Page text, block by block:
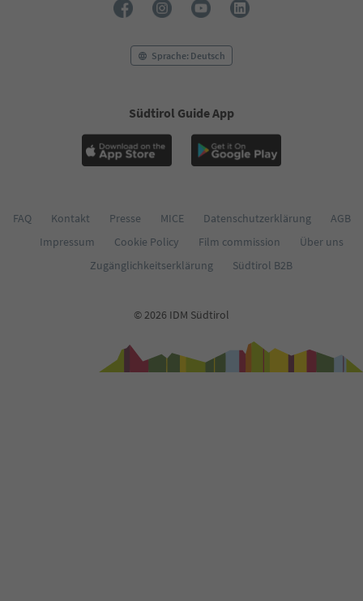
Sprache: Deutsch
Südtirol Guide App
FAQ Kontakt Presse MICE Datenschutzerklärung
AGB
Impressum
Cookie Policy Film commission
Über uns
Zugänglichkeitserklärung
Südtirol B2B
© 2026 IDM Südtirol